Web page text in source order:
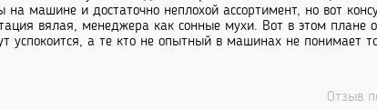
на машине и достаточно неплохой ассортимент, но вот
вялая, менеджера как сонные мухи. Вот в этом плане
успокоится, а те кто не опытный в машинах не понимает
Отзыв